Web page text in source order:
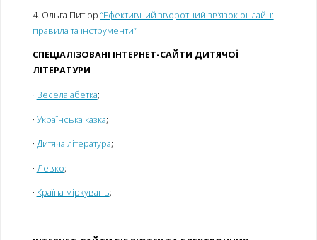
4. Ольга Питюр “Ефективний зворотний зв’язок онлайн:
правила та інструменти”
СПЕЦІАЛІЗОВАНІ ІНТЕРНЕТ-САЙТИ ДИТЯЧОЇ
ЛІТЕРАТУРИ
· Весела абетка;
· Українська казка;
· Дитяча література;
· Левко;
· Країна міркувань;